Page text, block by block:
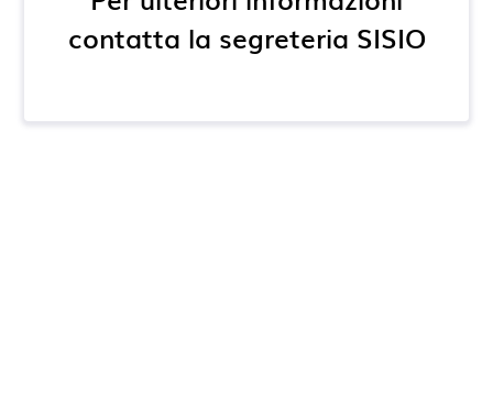
contatta la segreteria SISIO